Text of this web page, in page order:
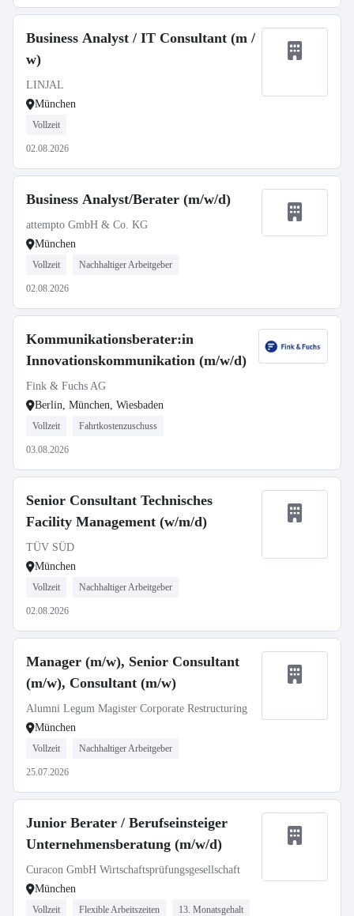
Business Analyst / IT Consultant (m /
w)
LINJAL
München
Vollzeit
02.08.2026
Business Analyst/Berater (m/w/d)
attempto GmbH & Co. KG
München
Vollzeit Nachhaltiger Arbeitgeber
02.08.2026
Kommunikationsberater:in
Innovationskommunikation (m/w/d)
Fink & Fuchs AG
Berlin, München, Wiesbaden
Vollzeit Fahrtkostenzuschuss
03.08.2026
Senior Consultant Technisches
Facility Management (w/m/d)
TÜV SÜD
München
Vollzeit Nachhaltiger Arbeitgeber
02.08.2026
Manager (m/w), Senior Consultant
(m/w), Consultant (m/w)
Alumni Legum Magister Corporate Restructuring
München
Vollzeit Nachhaltiger Arbeitgeber
25.07.2026
Junior Berater / Berufseinsteiger
Unternehmensberatung (m/w/d)
Curacon GmbH Wirtschaftsprüfungsgesellschaft
München
Vollzeit Flexible Arbeitszeiten 13. Monatsgehalt